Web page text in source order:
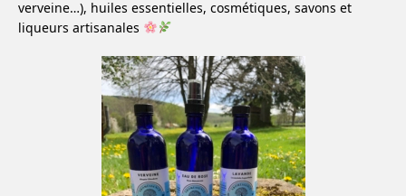
verveine…), huiles essentielles, cosmétiques, savons et
liqueurs artisanales